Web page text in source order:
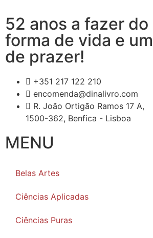
52 anos a fazer do
forma de vida e
de prazer!
+351 217 122 210
encomenda@dinalivro.com
R. João Ortigão Ramos 17 A,
1500-362, Benfica - Lisboa
MENU
Belas Artes
Ciências Aplicadas
Ciências Puras